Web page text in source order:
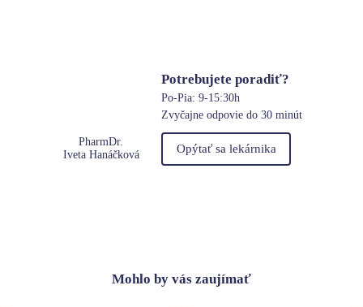
PharmDr.
Iveta Hanáčková
Potrebujete poradiť?
Po-Pia: 9-15:30h
Zvyčajne odpovie do 30 minút
Opýtať sa lekárnika
Mohlo by vás zaujímať